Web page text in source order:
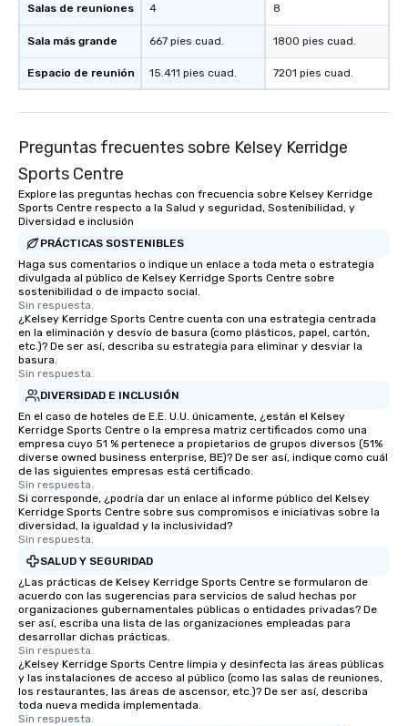
Salas de reuniones
Sala más grande
Espacio de reunión
4
667 pies cuad.
15.411 pies cuad.
8
1800 pies cuad.
7201 pies cuad.
Preguntas frecuentes sobre Kelsey Kerridge
Sports Centre
Explore las preguntas hechas con frecuencia sobre Kelsey Kerridge
Sports Centre respecto a la Salud y seguridad, Sostenibilidad, y
Diversidad e inclusión
PRÁCTICAS SOSTENIBLES
Haga sus comentarios o indique un enlace a toda meta o estrategia
divulgada al público de Kelsey Kerridge Sports Centre sobre
sostenibilidad o de impacto social.
Sin respuesta.
¿Kelsey Kerridge Sports Centre cuenta con una estrategia centrada
en la eliminación y desvío de basura (como plásticos, papel, cartón,
etc.)? De ser así, describa su estrategia para eliminar y desviar la
basura.
Sin respuesta.
DIVERSIDAD E INCLUSIÓN
En el caso de hoteles de E.E. U.U. únicamente, ¿están el Kelsey
Kerridge Sports Centre o la empresa matriz certificados como una
empresa cuyo 51 % pertenece a propietarios de grupos diversos (51%
diverse owned business enterprise, BE)? De ser así, indique como cuál
de las siguientes empresas está certificado.
Sin respuesta.
Si corresponde, ¿podría dar un enlace al informe público del Kelsey
Kerridge Sports Centre sobre sus compromisos e iniciativas sobre la
diversidad, la igualdad y la inclusividad?
Sin respuesta.
SALUD Y SEGURIDAD
¿Las prácticas de Kelsey Kerridge Sports Centre se formularon de
acuerdo con las sugerencias para servicios de salud hechas por
organizaciones gubernamentales públicas o entidades privadas? De
ser así, escriba una lista de las organizaciones empleadas para
desarrollar dichas prácticas.
Sin respuesta.
¿Kelsey Kerridge Sports Centre limpia y desinfecta las áreas públicas
y las instalaciones de acceso al público (como las salas de reuniones,
los restaurantes, las áreas de ascensor, etc.)? De ser así, describa
toda nueva medida implementada.
Sin respuesta.